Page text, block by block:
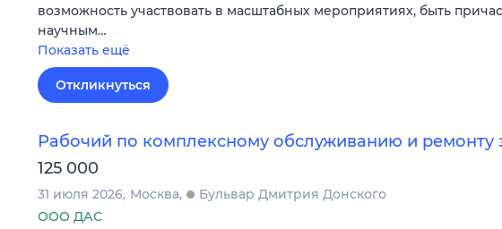
возможность участвовать в масштабных мероприятиях, быть
научным…
Показать ещё
Откликнуться
Рабочий по комплексному обслуживанию и ремонту
125 000
31 июля 2026 Москва
Бульвар Дмитрия Донского
ООО ДАС